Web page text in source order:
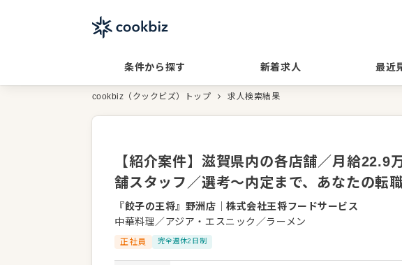
条件から探す 新着求人 最近
cookbiz（クックビズ）トップ 求人検索結果
【紹介案件】滋賀県内の各店舗／月給22.9
舗スタッフ／選考～内定まで、あなたの転
『餃子の王将』野洲店 ｜株式会社王将フードサービス
中華料理／アジア・エスニック／ラーメン
正社員 完全週休2日制